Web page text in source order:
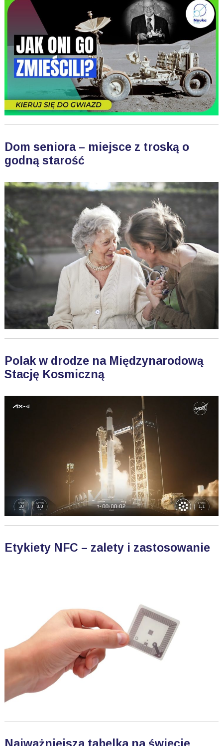
Dom seniora – miejsce z troską o
godną starość
Polak w drodze na Międzynarodową
Stację Kosmiczną
Etykiety NFC – zalety i zastosowanie